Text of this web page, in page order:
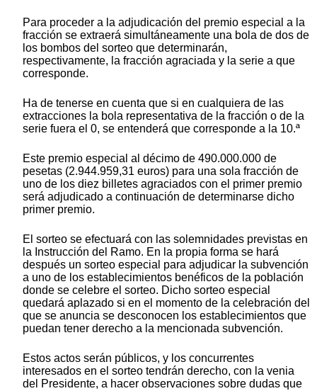
Para proceder a la adjudicación del premio especial a la
fracción se extraerá simultáneamente una bola de dos de
los bombos del sorteo que determinarán,
respectivamente, la fracción agraciada y la serie a que
corresponde.
Ha de tenerse en cuenta que si en cualquiera de las
extracciones la bola representativa de la fracción o de la
serie fuera el 0, se entenderá que corresponde a la 10.ª
Este premio especial al décimo de 490.000.000 de
pesetas (2.944.959,31 euros) para una sola fracción de
uno de los diez billetes agraciados con el primer premio
será adjudicado a continuación de determinarse dicho
primer premio.
El sorteo se efectuará con las solemnidades previstas en
la Instrucción del Ramo. En la propia forma se hará
después un sorteo especial para adjudicar la subvención
a uno de los establecimientos benéficos de la población
donde se celebre el sorteo. Dicho sorteo especial
quedará aplazado si en el momento de la celebración del
que se anuncia se desconocen los establecimientos que
puedan tener derecho a la mencionada subvención.
Estos actos serán públicos, y los concurrentes
interesados en el sorteo tendrán derecho, con la venia
del Presidente, a hacer observaciones sobre dudas que